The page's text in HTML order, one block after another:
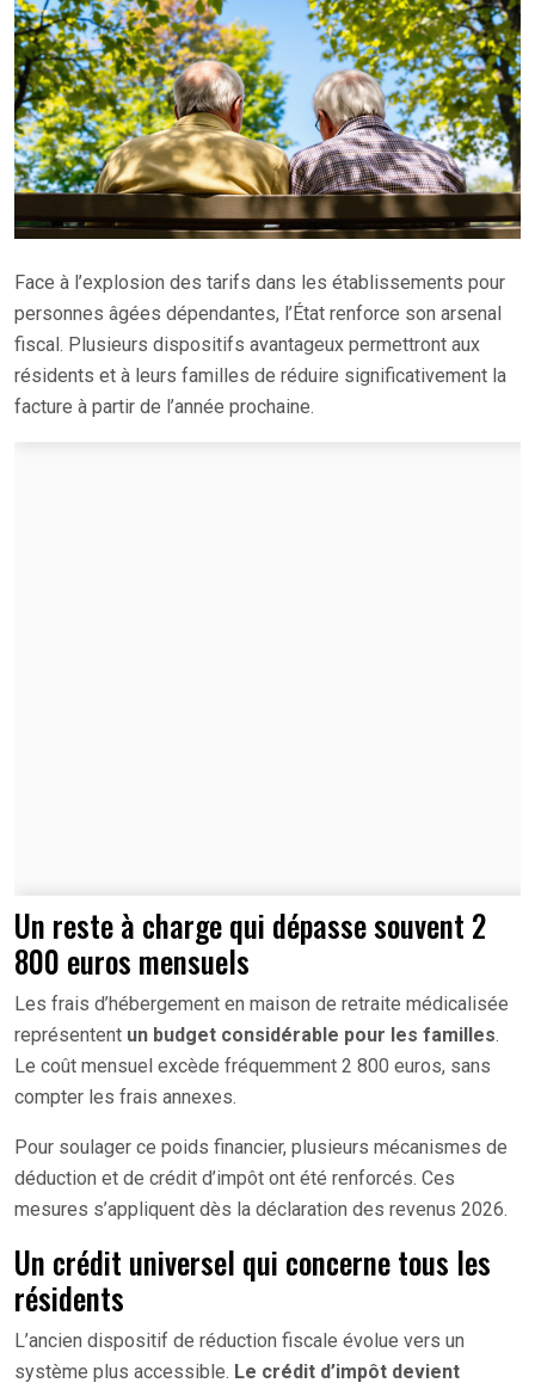
Face à l’explosion des tarifs dans les établissements pour
personnes âgées dépendantes, l’État renforce son arsenal
fiscal. Plusieurs dispositifs avantageux permettront aux
résidents et à leurs familles de réduire significativement la
facture à partir de l’année prochaine.
Un reste à charge qui dépasse souvent 2
800 euros mensuels
Les frais d’hébergement en maison de retraite médicalisée
représentent un budget considérable pour les familles.
Le coût mensuel excède fréquemment 2 800 euros, sans
compter les frais annexes.
Pour soulager ce poids financier, plusieurs mécanismes de
déduction et de crédit d’impôt ont été renforcés. Ces
mesures s’appliquent dès la déclaration des revenus 2026.
Un crédit universel qui concerne tous les
résidents
L’ancien dispositif de réduction fiscale évolue vers un
système plus accessible. Le crédit d’impôt devient